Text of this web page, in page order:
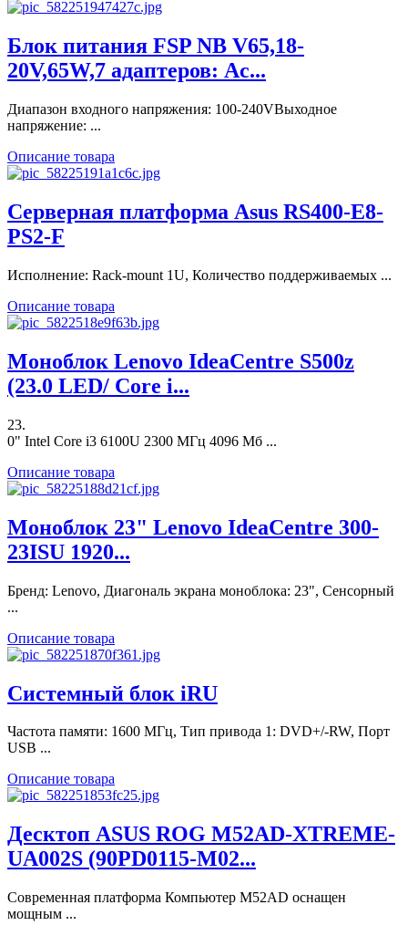
Блок питания FSP NB V65,18-
20V,65W,7 адаптеров: Ac...
Диапазон входного напряжения: 100-240VВыходное
напряжение: ...
Описание товара
Серверная платформа Asus RS400-E8-
PS2-F
Исполнение: Rack-mount 1U, Количество поддерживаемых ...
Описание товара
Моноблок Lenovo IdeaCentre S500z
(23.0 LED/ Core i...
23.
0" Intel Core i3 6100U 2300 МГц 4096 Мб ...
Описание товара
Моноблок 23" Lenovo IdeaCentre 300-
23ISU 1920...
Бренд: Lenovo, Диагональ экрана моноблока: 23", Сенсорный
...
Описание товара
Системный блок iRU
Частота памяти: 1600 МГц, Тип привода 1: DVD+/-RW, Порт
USB ...
Описание товара
Десктоп ASUS ROG M52AD-XTREME-
UA002S (90PD0115-M02...
Современная платформа Компьютер M52AD оснащен
мощным ...